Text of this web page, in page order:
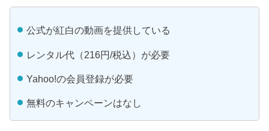
公式が紅白の動画を提供している
レンタル代（216円/税込）が必要
Yahoo!の会員登録が必要
無料のキャンペーンはなし